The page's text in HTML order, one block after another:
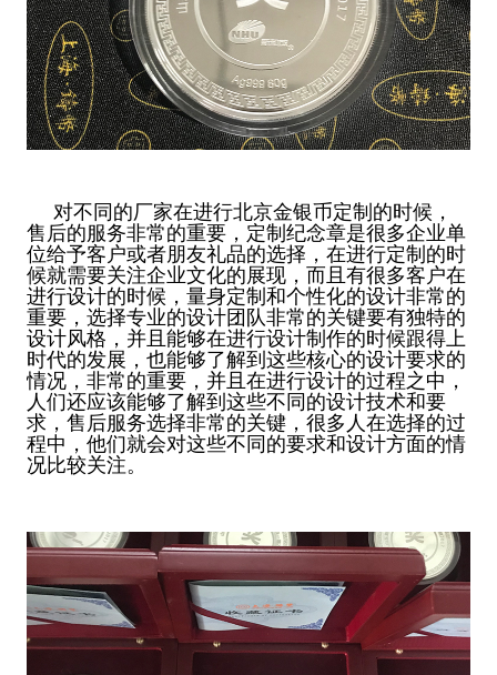
对不同的厂家在进行北京金银币定制的时候，
售后的服务非常的重要，定制纪念章是很多企业单
位给予客户或者朋友礼品的选择，在进行定制的时
候就需要关注企业文化的展现，而且有很多客户在
进行设计的时候，量身定制和个性化的设计非常的
重要，选择专业的设计团队非常的关键要有独特的
设计风格，并且能够在进行设计制作的时候跟得上
时代的发展，也能够了解到这些核心的设计要求的
情况，非常的重要，并且在进行设计的过程之中，
人们还应该能够了解到这些不同的设计技术和要
求，售后服务选择非常的关键，很多人在选择的过
程中，他们就会对这些不同的要求和设计方面的情
况比较关注。